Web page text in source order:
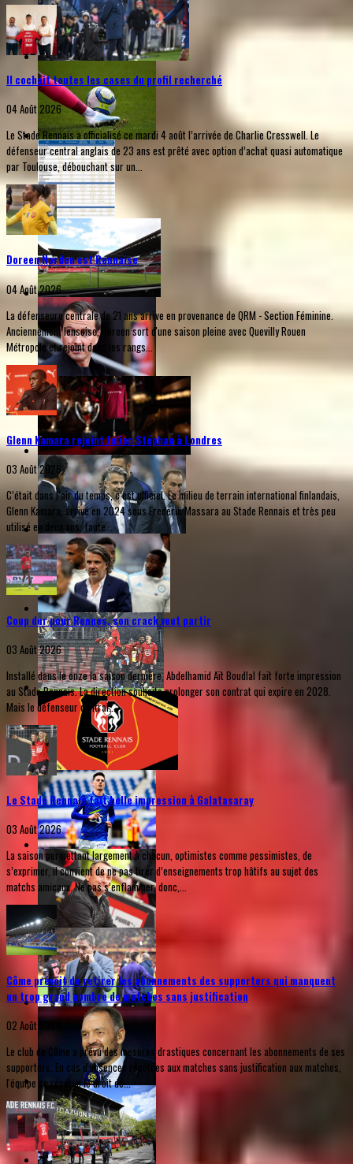
Il cochait toutes les cases du profil recherché
04 Août 2026
Le Stade Rennais a officialisé ce mardi 4 août l’arrivée de Charlie Cresswell. Le
défenseur central anglais de 23 ans est prêté avec option d’achat quasi automatique
par Toulouse, débouchant sur un...
Doreen Norden est Rennaise
04 Août 2026
La défenseure centrale de 21 ans arrive en provenance de QRM - Section Féminine.
Anciennement lensoise, Doreen sort d'une saison pleine avec Quevilly Rouen
Métropole et rejoint donc les rangs...
Glenn Kamara rejoint Julien Stéphan à Londres
03 Août 2026
C’était dans l’air du temps, c’est officiel. Le milieu de terrain international finlandais,
Glenn Kamara, arrivé en 2024 sous Frederic Massara au Stade Rennais et très peu
utilisé en deux ans, faute...
Coup dur pour Rennes, son crack veut partir
03 Août 2026
Installé dans le onze la saison dernière, Abdelhamid Aït Boudlal fait forte impression
au Stade Rennais. La direction souhaite prolonger son contrat qui expire en 2028.
Mais le défenseur central...
Le Stade Rennais fait belle impression à Galatasaray
03 Août 2026
La saison permettant largement à chacun, optimistes comme pessimistes, de
s’exprimer, il convient de ne pas tirer d’enseignements trop hâtifs au sujet des
matchs amicaux. Ne pas s’enflammer, donc,...
Côme prévoit de retirer les abonnements des supporters qui manquent
un trop grand nombre de matches sans justification
02 Août 2026
Le club de Côme a prévu des mesures drastiques concernant les abonnements de ses
supporters. En cas d'absences répétées aux matches sans justification aux matches,
l'équipe se réserve le droit de...